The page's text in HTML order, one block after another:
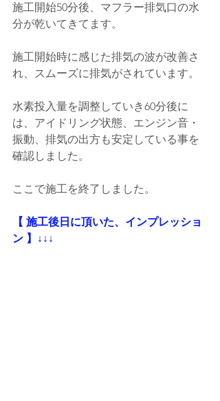
施工開始50分後、マフラー排気口の水
分が乾いてきてます。
施工開始時に感じた排気の波が改善さ
れ、スムーズに排気がされています。
水素投入量を調整していき60分後に
は、アイドリング状態、エンジン音・
振動、排気の出方も安定している事を
確認しました。
ここで施工を終了しました。
【 施工後日に頂いた、インプレッショ
ン 】↓↓↓